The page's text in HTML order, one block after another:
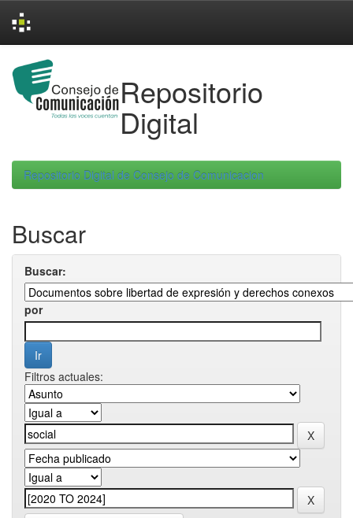
navigation
Repositorio
Digital
Repositorio Digital de Consejo de Comunicacion
Buscar
Buscar:
por
Filtros actuales: